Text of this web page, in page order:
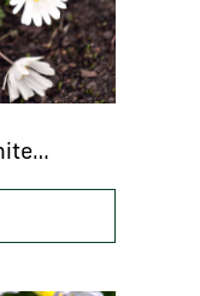
Anemone blanda ‘White Splendor’